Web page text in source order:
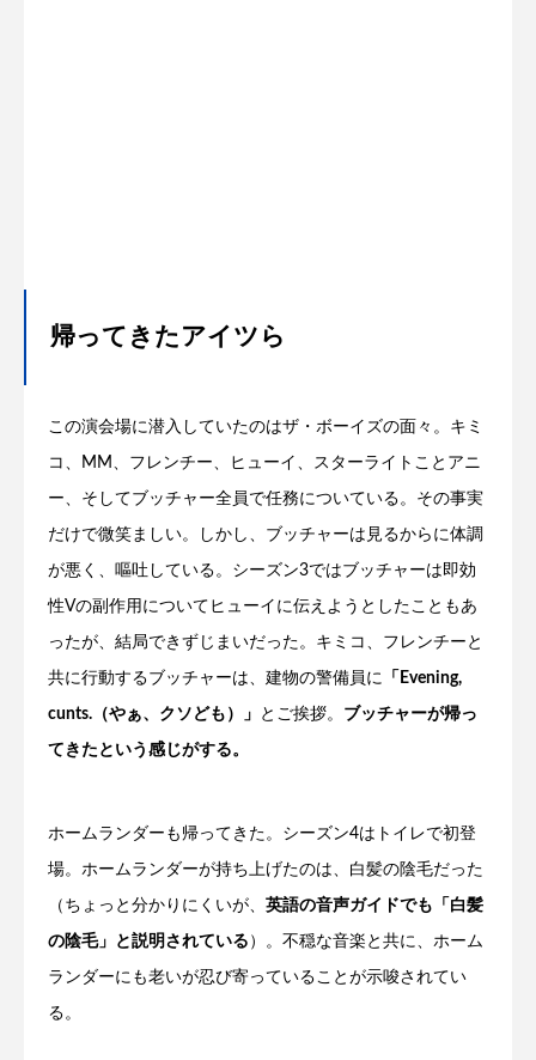
帰ってきたアイツら
この演会場に潜入していたのはザ・ボーイズの面々。キミ
コ、MM、フレンチー、ヒューイ、スターライトことアニ
ー、そしてブッチャー全員で任務についている。その事実
だけで微笑ましい。しかし、ブッチャーは見るからに体調
が悪く、嘔吐している。シーズン3ではブッチャーは即効
性Vの副作用についてヒューイに伝えようとしたこともあ
ったが、結局できずじまいだった。キミコ、フレンチーと
共に行動するブッチャーは、建物の警備員に 「Evening,
cunts.（やぁ、クソども）」 とご挨拶。 ブッチャーが帰っ
てきたという感じがする。
ホームランダーも帰ってきた。シーズン4はトイレで初登
場。ホームランダーが持ち上げたのは、白髪の陰毛だった
（ちょっと分かりにくいが、 英語の音声ガイドでも「白髪
の陰毛」と説明されている ）。不穏な音楽と共に、ホーム
ランダーにも老いが忍び寄っていることが示唆されてい
る。